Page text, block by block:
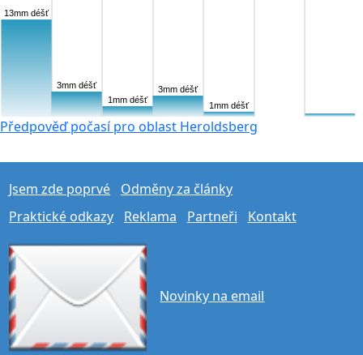
13mm déšť
3mm déšť
1mm déšť
3mm déšť
1mm déšť
Předpověď počasí pro oblast Heroldsberg
Jsem zde poprvé
Odměny za články
Praktické odkazy
Reklama Partneři Kontakt
Novinky na email